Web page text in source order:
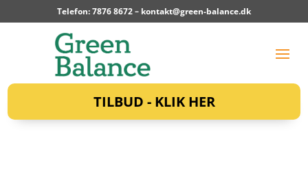
Telefon: 7876 8672 – kontakt@green-balance.dk
TILBUD - KLIK HER